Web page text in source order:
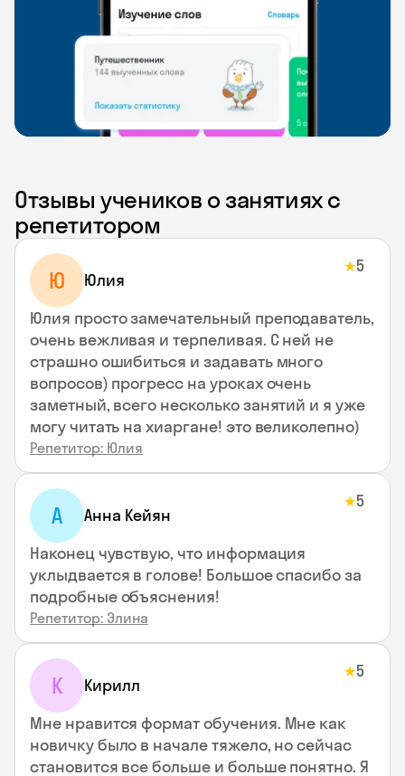
Отзывы учеников о занятиях с
репетитором
Ю Юлия
★5
Юлия просто замечательный преподаватель,
очень вежливая и терпеливая. С ней не
страшно ошибиться и задавать много
вопросов) прогресс на уроках очень
заметный, всего несколько занятий и я уже
могу читать на хиаргане! это великолепно)
Репетитор: Юлия
А Анна Кейян
★5
Наконец чувствую, что информация
уклыдвается в голове! Большое спасибо за
подробные объяснения!
Репетитор: Элина
К Кирилл
★5
Мне нравится формат обучения. Мне как
новичку было в начале тяжело, но сейчас
становится все больше и больше понятно. Я